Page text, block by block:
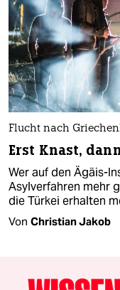
Flucht nach
Erst Knast,
Wer auf den Ägäis-
Asylverfahren mehr
die Türkei erhalten
Von Christian Jakob